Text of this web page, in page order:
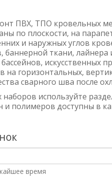
ПВХ, ТПО кровельных
по плоскости, на
и наружных углов
баннерной ткани,
искусственных
на горизонтальных,
сварного шва после
используйте
и полимеров доступны в
время